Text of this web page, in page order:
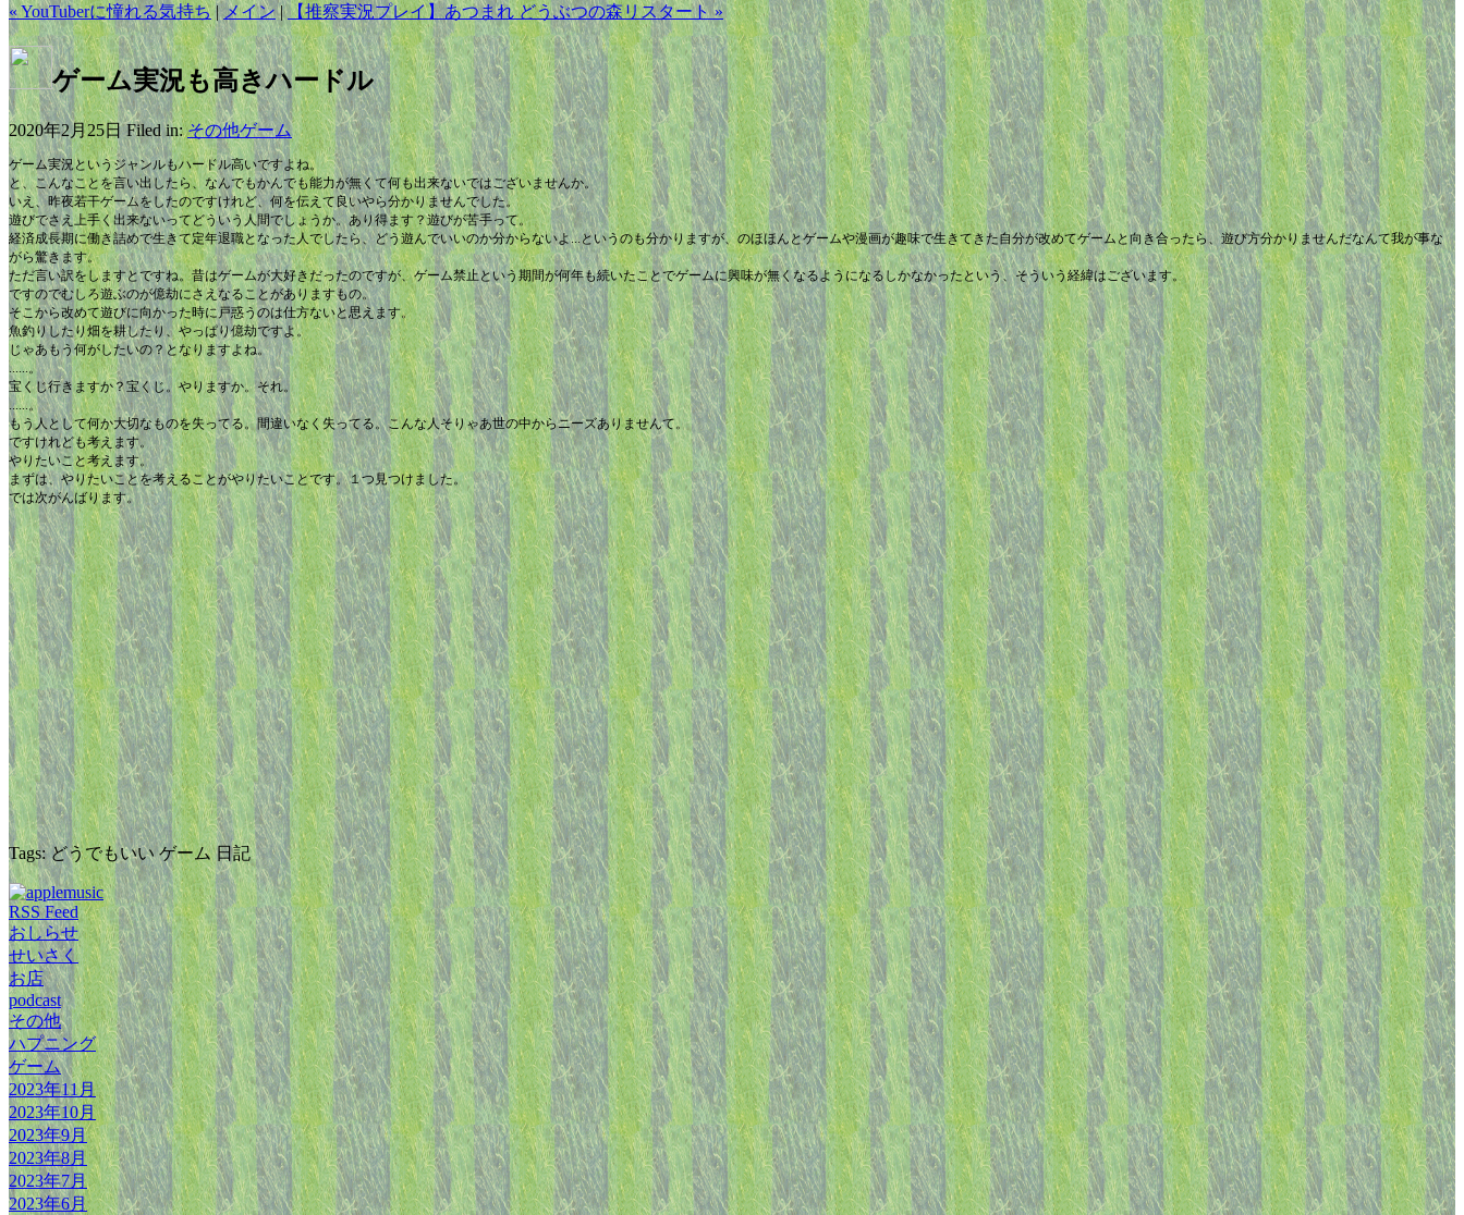
« YouTuberに憧れる気持ち|メイン|【推察実況プレイ】あつまれ どうぶつの森リスタート »
ゲーム実況も高きハードル
2020年2月25日 Filed in:その他ゲーム
ゲーム実況というジャンルもハードル高いですよね。
と、こんなことを言い出したら、なんでもかんでも能力が無くて何も出来ないではございませんか。
いえ、昨夜若干ゲームをしたのですけれど、何を伝えて良いやら分かりませんでした。
遊びでさえ上手く出来ないってどういう人間でしょうか。あり得ます？遊びが苦手って。
経済成長期に働き詰めで生きて定年退職となった人でしたら、どう遊んでいいのか分からないよ...というのも分かりますが、のほほんとゲームや漫画が趣味で生きてきた自分が改めてゲームと向き合ったら、遊び方分かりませんだなんて我が事な
がら驚きます。
ただ言い訳をしますとですね。昔はゲームが大好きだったのですが、ゲーム禁止という期間が何年も続いたことでゲームに興味が無くなるようになるしかなかったという、そういう経緯はございます。
ですのでむしろ遊ぶのが億劫にさえなることがありますもの。
そこから改めて遊びに向かった時に戸惑うのは仕方ないと思えます。
魚釣りしたり畑を耕したり、やっぱり億劫ですよ。
じゃあもう何がしたいの？となりますよね。
......。
宝くじ行きますか？宝くじ。やりますか。それ。
......。
もう人として何か大切なものを失ってる。間違いなく失ってる。こんな人そりゃあ世の中からニーズありませんて。
ですけれども考えます。
やりたいこと考えます。
まずは、やりたいことを考えることがやりたいことです。１つ見つけました。
では次がんばります。
Tags: どうでもいい ゲーム 日記
RSS Feed
おしらせ
せいさく
お店
podcast
その他
ハプニング
ゲーム
2023年11月
2023年10月
2023年9月
2023年8月
2023年7月
2023年6月